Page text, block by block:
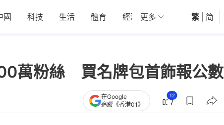
國 科技 生活 體育 經濟 01深圳 觀點
更多 繁 简
萬粉絲 買名牌包首飾報公數
在Google
追蹤《香港01》
12